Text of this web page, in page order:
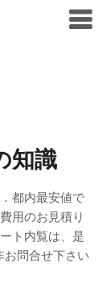
知識
都内最安値で
用のお見積り
ト内覧は、是
問合せ下さい